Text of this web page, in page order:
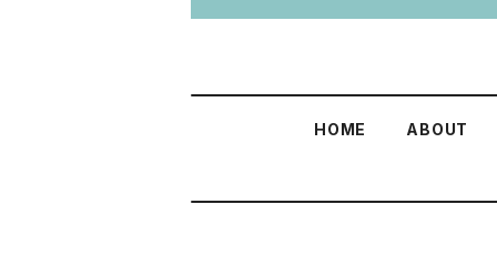
HOME ABOUT